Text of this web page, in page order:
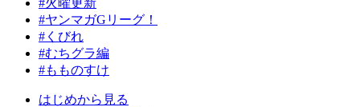
#ヤンマガGリーグ！
#くびれ
#むちグラ編
#もものすけ
はじめから見る